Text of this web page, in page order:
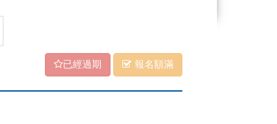
已經過期 報名額滿